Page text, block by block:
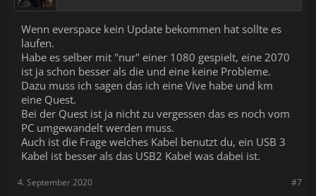
Wenn everspace kein Update bekommen hat sollte es
laufen.
Habe es selber mit "nur" einer 1080 gespielt, eine 2070
ist ja schon besser als die und eine keine Probleme.
Dazu muss ich sagen das ich eine Vive habe und km
eine Quest.
Bei der Quest ist ja nicht zu vergessen das es noch vom
PC umgewandelt werden muss.
Auch ist die Frage welches Kabel benutzt du, ein USB 3
Kabel ist besser als das USB2 Kabel was dabei ist.
#7
4. September 2020